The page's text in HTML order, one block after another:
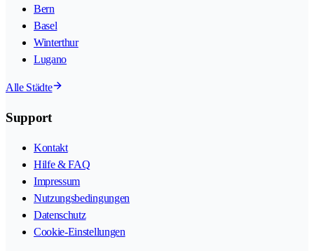
Bern
Basel
Winterthur
Lugano
Alle Städte
Support
Kontakt
Hilfe & FAQ
Impressum
Nutzungsbedingungen
Datenschutz
Cookie-Einstellungen